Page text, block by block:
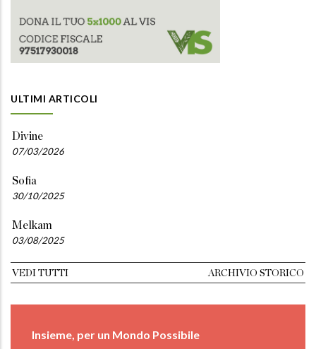
ULTIMI ARTICOLI
Divine
07/03/2026
Sofia
30/10/2025
Melkam
03/08/2025
VEDI TUTTI ARCHIVIO STORICO
Insieme, per un Mondo Possibile